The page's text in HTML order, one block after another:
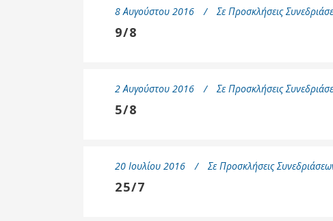
8 Αυγούστου 2016 Σε Προσκλήσεις
9/8
2 Αυγούστου 2016 Σε Προσκλήσεις
5/8
20 Ιουλίου 2016 Σε Προσκλήσεις
25/7